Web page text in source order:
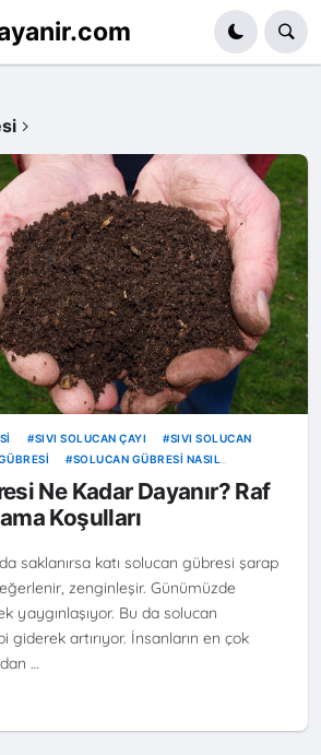
SIVI SOLUCAN ÇAYI
SIVI SOLUCAN
SOLUCAN GÜBRESI NASIL
GÜBRESININ ÖMRÜ NE KADARDIR
Ne Kadar Dayanır? Raf
Koşulları
saklanırsa katı solucan gübresi şarap
zenginleşir. Günümüzde
yaygınlaşıyor. Bu da solucan
giderek artırıyor. İnsanların en çok
…